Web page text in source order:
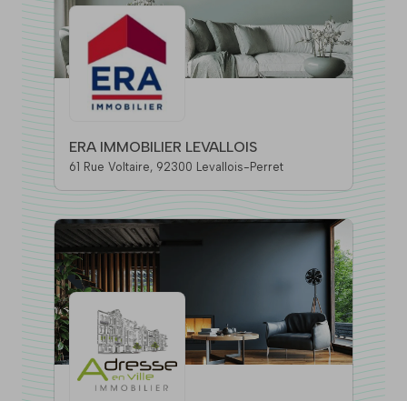
ERA IMMOBILIER LEVALLOIS
61 Rue Voltaire, 92300 Levallois-Perret